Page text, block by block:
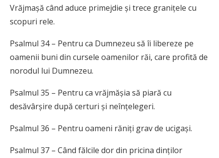
Vrăjmașă când aduce primejdie și trece granițele cu
scopuri rele.
Psalmul 34 – Pentru ca Dumnezeu să îi libereze pe
oamenii buni din cursele oamenilor răi, care profită de
norodul lui Dumnezeu.
Psalmul 35 – Pentru ca vrăjmășia să piară cu
desăvârșire după certuri și neînțelegeri.
Psalmul 36 – Pentru oameni răniți grav de ucigași.
Psalmul 37 – Când fălcile dor din pricina dinților